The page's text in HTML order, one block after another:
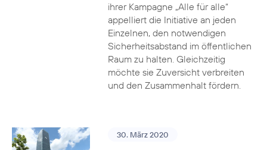
ihrer Kampagne „Alle für alle“
appelliert die Initiative an jeden
Einzelnen, den notwendigen
Sicherheitsabstand im öffentlichen
Raum zu halten. Gleichzeitig
möchte sie Zuversicht verbreiten
und den Zusammenhalt fördern.
30. März 2020